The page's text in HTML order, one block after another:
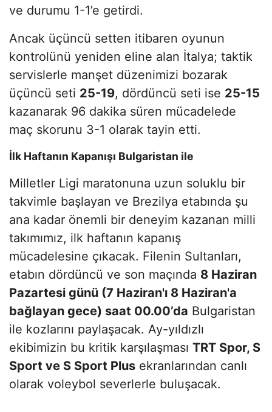
ve durumu 1-1’e getirdi.
Ancak üçüncü setten itibaren oyunun
kontrolünü yeniden eline alan İtalya; taktik
servislerle manşet düzenimizi bozarak
üçüncü seti 25-19, dördüncü seti ise 25-15
kazanarak 96 dakika süren mücadelede
maç skorunu 3-1 olarak tayin etti.
İlk Haftanın Kapanışı Bulgaristan ile
Milletler Ligi maratonuna uzun soluklu bir
takvimle başlayan ve Brezilya etabında şu
ana kadar önemli bir deneyim kazanan milli
takımımız, ilk haftanın kapanış
mücadelesine çıkacak. Filenin Sultanları,
etabın dördüncü ve son maçında 8 Haziran
Pazartesi günü (7 Haziran'ı 8 Haziran'a
bağlayan gece) saat 00.00’da Bulgaristan
ile kozlarını paylaşacak. Ay-yıldızlı
ekibimizin bu kritik karşılaşması TRT Spor, S
Sport ve S Sport Plus ekranlarından canlı
olarak voleybol severlerle buluşacak.